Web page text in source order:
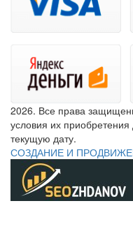
2026. Все права
условия их
текущую дату.
СОЗДАНИЕ И